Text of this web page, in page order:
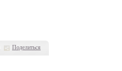
Поделиться